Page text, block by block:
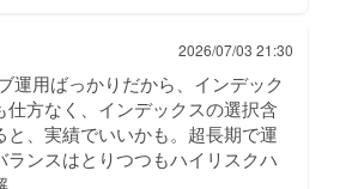
2026/07/03 21:30
運用ばっかりだから、インデック
仕方なく、インデックスの選択含
と、実績でいいかも。超長期で運
ランスはとりつつもハイリスクハ